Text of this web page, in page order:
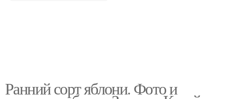
Ранний сорт яблони. Фото и